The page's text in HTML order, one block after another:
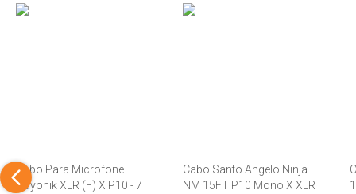
Cabo Para Microfone
Hayonik XLR (F) X P10 - 7
Cabo Santo Angelo Ninja
NM 15FT P10 Mono X XLR